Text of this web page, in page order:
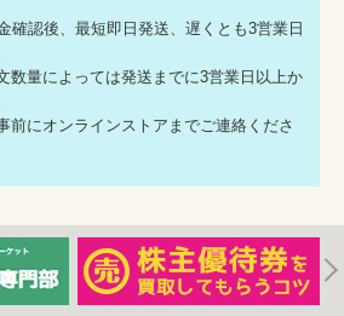
確認後、最短即日発送、遅くとも3営業日
量によっては発送までに3営業日以上か
にオンラインストアまでご連絡くださ